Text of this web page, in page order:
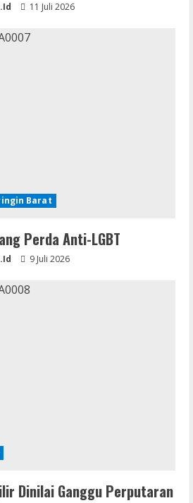
11 Juli 2026
Barat
Perda Anti-LGBT
9 Juli 2026
Dinilai Ganggu Perputaran